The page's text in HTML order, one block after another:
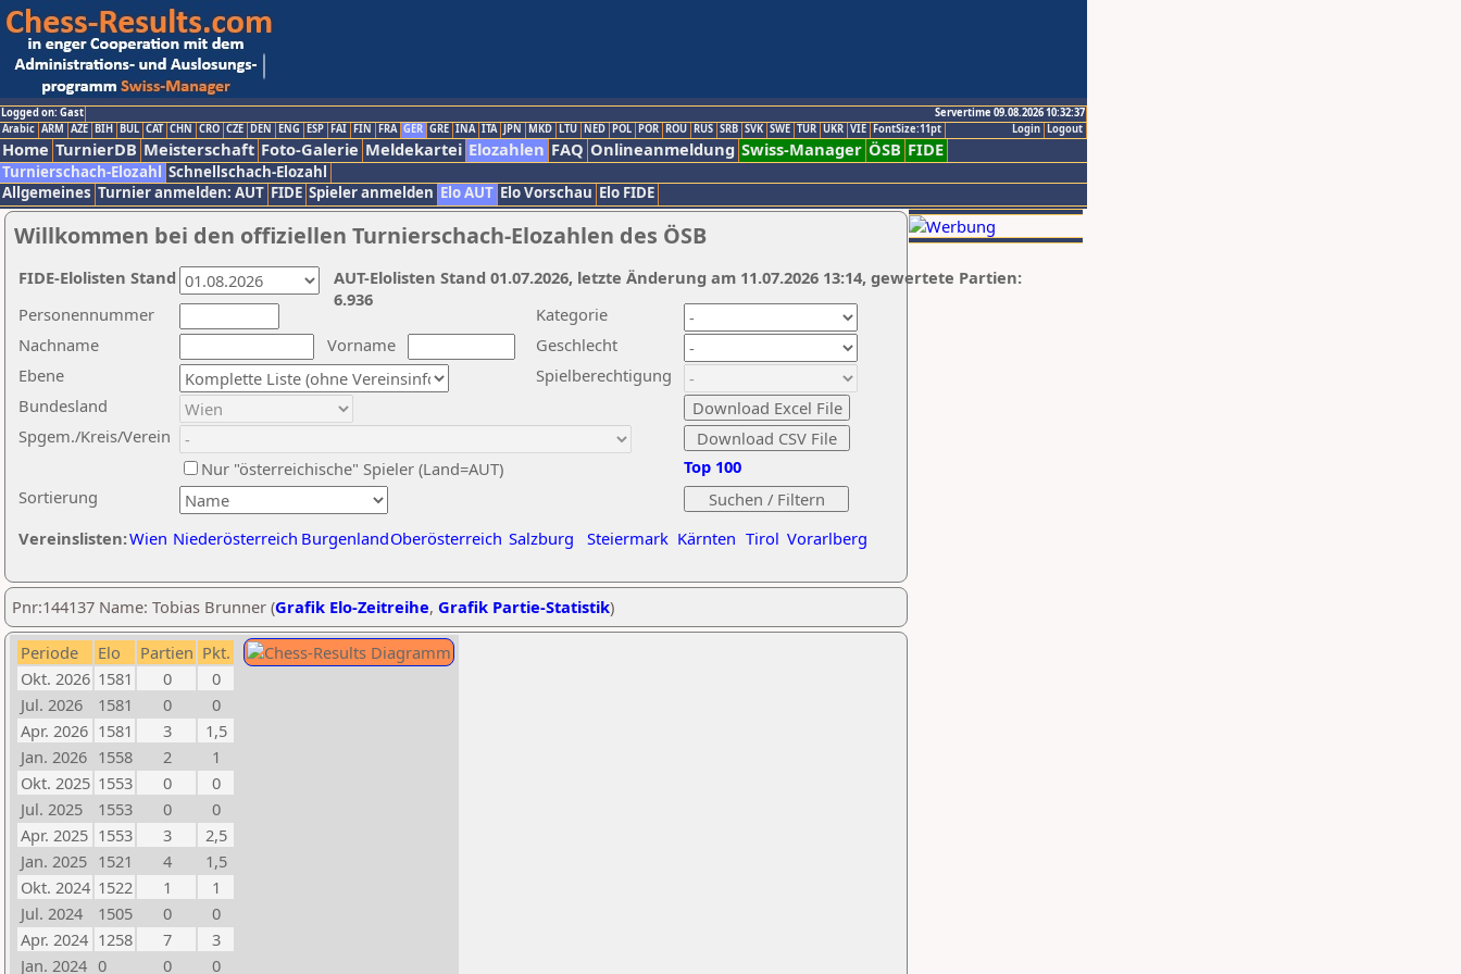
Logged on: Gast
Servertime 09.08.2026 10:32:37
Logout
Login
Arabic ARM AZE BIH BUL CAT CHN CRO CZE DEN ENG ESP FAI FIN FRA GER GRE INA ITA JPN MKD LTU NED POL POR ROU RUS SRB SVK SWE TUR UKR VIE FontSize:11pt
Home TurnierDB Meisterschaft Foto-Galerie Meldekartei Elozahlen FAQ Onlineanmeldung Swiss-Manager ÖSB FIDE
Turnierschach-Elozahl Schnellschach-Elozahl
Allgemeines Turnier anmelden: AUT FIDE Spieler anmelden Elo AUT Elo Vorschau Elo FIDE
Willkommen bei den offiziellen Turnierschach-Elozahlen des ÖSB
Nachname
Vorname
Ebene
Kategorie
Sortierung
Personennummer
Bundesland
Spgem./Kreis/Verein
Geschlecht
Nur "österreichische" Spieler (Land=AUT)
Spielberechtigung
Vereinslisten:Wien Niederösterreich BurgenlandOberösterreich Salzburg Steiermark Kärnten Tirol Vorarlberg
Top 100
AUT-Elolisten Stand 01.07.2026, letzte Änderung am 11.07.2026 13:14, gewertete Partien:
6.936
FIDE-Elolisten Stand
Pnr:144137 Name: Tobias Brunner (Grafik Elo-Zeitreihe, Grafik Partie-Statistik)
Periode Elo Partien Pkt.
Okt. 2026 1581 0
0
Jul. 2026
1581 0
0
Apr. 2026 1581 3
1,5
Jan. 2026 1558 2
1
Okt. 2025 1553 0
0
Jul. 2025
1553 0
0
Apr. 2025 1553 3
2,5
Jan. 2025 1521 4
1,5
Okt. 2024 1522 1
1
Jul. 2024
1505 0
0
Apr. 2024 1258 7
3
Jan. 2024 0 0 0